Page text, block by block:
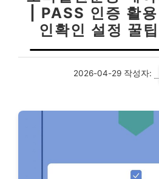
| PASS 인증 활
인확인 설정 꿀
2026-04-29 작성자: